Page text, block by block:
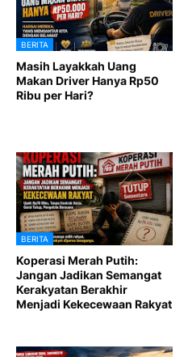
BERITA
Masih Layakkah Uang
Makan Driver Hanya Rp50
Ribu per Hari?
BERITA
Koperasi Merah Putih:
Jangan Jadikan Semangat
Kerakyatan Berakhir
Menjadi Kekecewaan Rakyat